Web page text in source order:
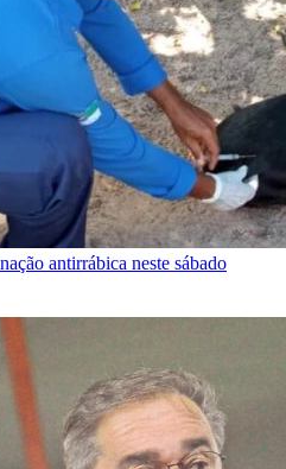
antirrábica neste sábado